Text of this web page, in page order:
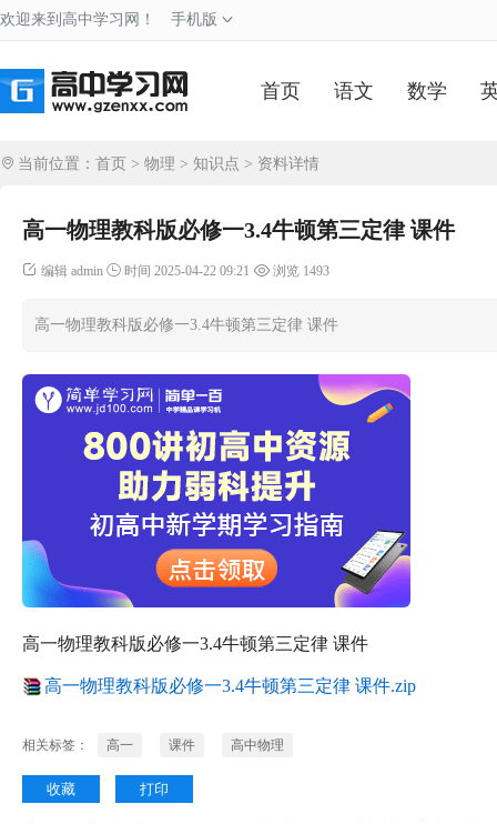
欢迎来到高中学习网！ 手机版
首页 语文 数学
当前位置： 首页 > 物理 > 知识点 > 资料详情
高一物理教科版必修一3.4牛顿第三定律 课件
编辑 admin 时间 2025-04-22 09:21 浏览 1493
高一物理教科版必修一3.4牛顿第三定律 课件
高一物理教科版必修一3.4牛顿第三定律 课件
高一物理教科版必修一3.4牛顿第三定律 课件.zip
相关标签： 高一 课件 高中物理
收藏 打印